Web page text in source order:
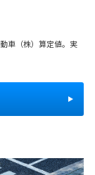
車（株）算定値。実